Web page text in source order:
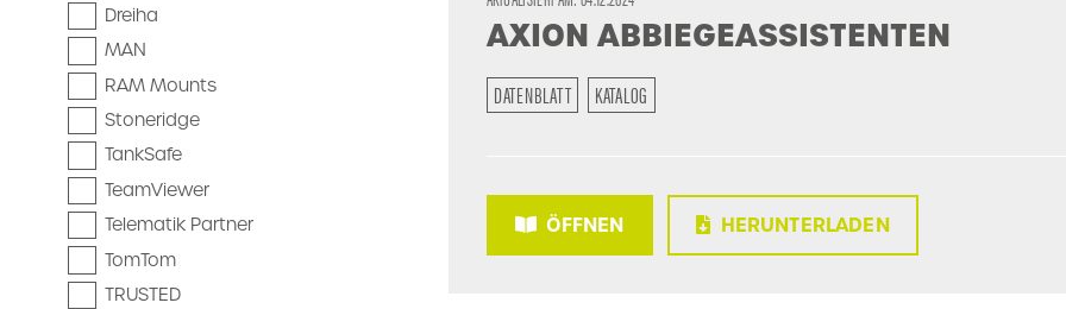
Dreiha
MAN
RAM Mounts
Stoneridge
TankSafe
TeamViewer
Telematik Partner
TomTom
TRUSTED
AXION ABBIEGEASSISTENTEN
DATENBLATT KATALOG
ÖFFNEN HERUNTERLADEN